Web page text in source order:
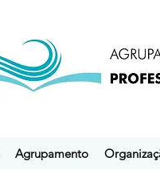
Agrupamento